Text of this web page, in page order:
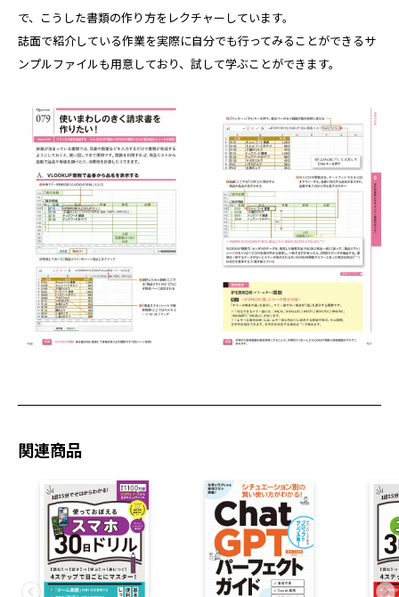
で、こうした書類の作り方をレクチャーしています。
誌面で紹介している作業を実際に自分でも行ってみることができるサ
ンプルファイルも用意しており、試して学ぶことができます。
関連商品